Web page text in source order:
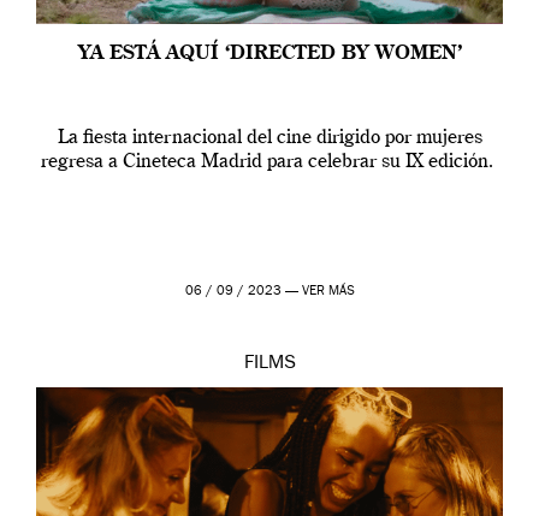
YA ESTÁ AQUÍ ‘DIRECTED BY WOMEN’
La fiesta internacional del cine dirigido por mujeres
regresa a Cineteca Madrid para celebrar su IX edición.
06 / 09 / 2023 — VER MÁS
FILMS